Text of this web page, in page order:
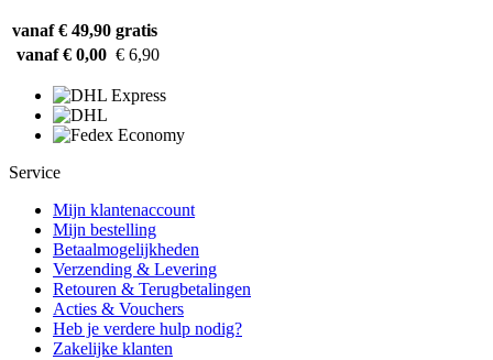
vanaf € 49,90 gratis
vanaf € 0,00 € 6,90
Service
Mijn klantenaccount
Mijn bestelling
Betaalmogelijkheden
Verzending & Levering
Retouren & Terugbetalingen
Acties & Vouchers
Heb je verdere hulp nodig?
Zakelijke klanten